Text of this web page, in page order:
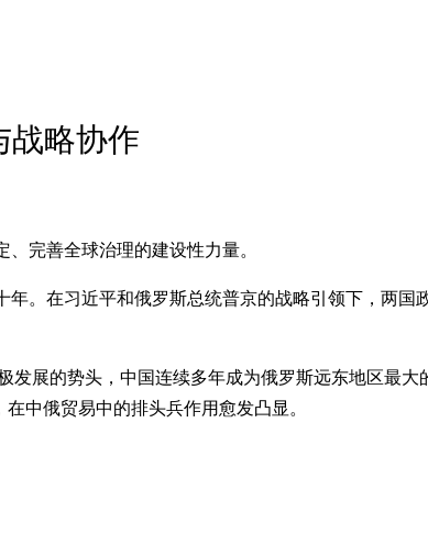
战略协作
完善全球治理的建设性力量。
。在习近平和俄罗斯总统普京的战略引领下，两
展的势头，中国连续多年成为俄罗斯远东地区最
中俄贸易中的排头兵作用愈发凸显。